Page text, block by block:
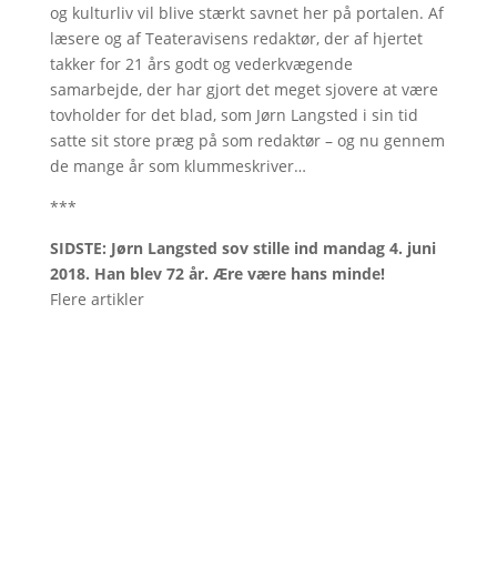
og kulturliv vil blive stærkt savnet her på portalen. Af
læsere og af Teateravisens redaktør, der af hjertet
takker for 21 års godt og vederkvægende
samarbejde, der har gjort det meget sjovere at være
tovholder for det blad, som Jørn Langsted i sin tid
satte sit store præg på som redaktør – og nu gennem
de mange år som klummeskriver…
***
SIDSTE: Jørn Langsted sov stille ind mandag 4. juni
2018. Han blev 72 år. Ære være hans minde!
Flere artikler